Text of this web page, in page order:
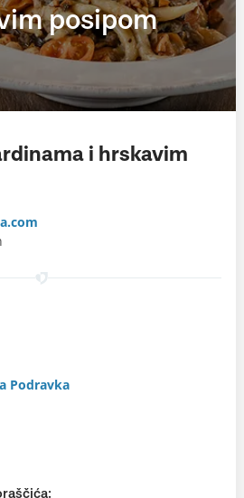
posipom
i hrskavim
Podravka